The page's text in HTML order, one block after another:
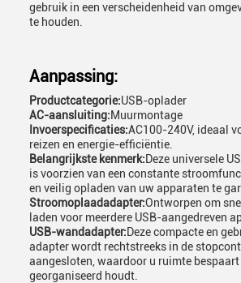
gebruik in een verscheidenheid van
te houden.
Aanpassing:
Productcategorie:USB-oplader
AC-aansluiting:Muurmontage
Invoerspecificaties:AC100-240V, ideaal
reizen en energie-efficiëntie.
Belangrijkste kenmerk:Deze universele
is voorzien van een constante
en veilig opladen van uw apparaten te
Stroomoplaadadapter:Ontworpen om
laden voor meerdere USB-aangedreven
USB-wandadapter:Deze compacte en
adapter wordt rechtstreeks in de
aangesloten, waardoor u ruimte
georganiseerd houdt.